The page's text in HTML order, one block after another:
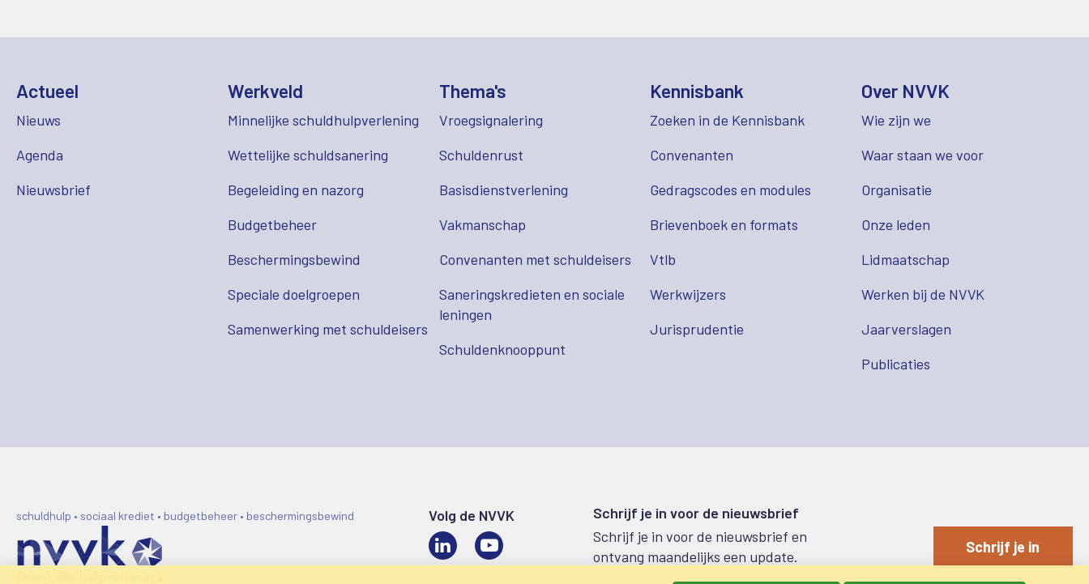
Actueel
Nieuws
Agenda
Nieuwsbrief
Werkveld
Minnelijke schuldhulpverlening
Wettelijke schuldsanering
Begeleiding en nazorg
Budgetbeheer
Beschermingsbewind
Speciale doelgroepen
Samenwerking met schuldeisers
Thema's
Vroegsignalering
Schuldenrust
Basisdienstverlening
Vakmanschap
Convenanten met schuldeisers
Saneringskredieten en sociale
leningen
Schuldenknooppunt
Kennisbank
Zoeken in de Kennisbank
Convenanten
Gedragscodes en modules
Brievenboek en formats
Vtlb
Werkwijzers
Jurisprudentie
Over NVVK
Wie zijn we
Waar staan we voor
Organisatie
Onze leden
Lidmaatschap
Werken bij de NVVK
Jaarverslagen
Publicaties
schuldhulp • sociaal krediet • budgetbeheer • beschermingsbewind
Volg de NVVK
LinkedIn
Schrijf je in voor de nieuwsbrief
Schrijf je in voor de nieuwsbrief en
ontvang maandelijks een update.
Schrijf je in